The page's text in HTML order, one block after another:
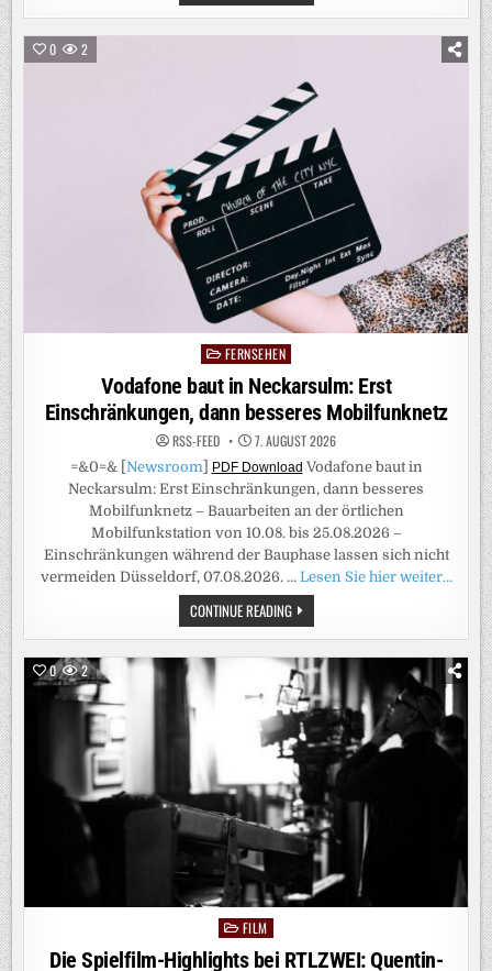
IN
TROISDORF:
BESSERES
MOBILFUNKNETZ
0 2
PostedFERNSEHEN
Vodafone baut in Neckarsulm: Erst
Einschränkungen, dann besseres Mobilfunknetz
RSS-FEED 7. AUGUST 2026
=&0=& [Newsroom] PDF Download Vodafone baut in
Neckarsulm: Erst Einschränkungen, dann besseres
Mobilfunknetz – Bauarbeiten an der örtlichen
Mobilfunkstation von 10.08. bis 25.08.2026 –
Einschränkungen während der Bauphase lassen sich nicht
vermeiden Düsseldorf, 07.08.2026. … Lesen Sie hier weiter…
CONTINUE READINGVODAFONE
BAUT
IN
ERST
EINSCHRÄNKUNGEN,
DANN
BESSERES
MOBILFUNKNETZ
0 2
Posted
in
FILM
Die Spielfilm-Highlights bei RTLZWEI: Quentin-